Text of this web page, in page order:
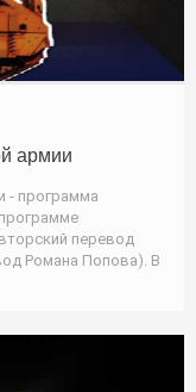
армии
- программа
перевод
Романа Попова). В